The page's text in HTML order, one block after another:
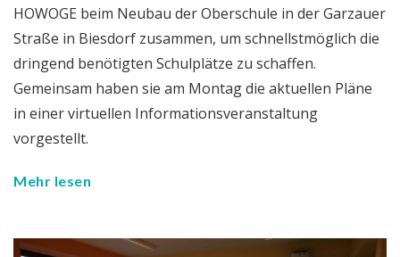
HOWOGE beim Neubau der Oberschule in der Garzauer
Straße in Biesdorf zusammen, um schnellstmöglich die
dringend benötigten Schulplätze zu schaffen.
Gemeinsam haben sie am Montag die aktuellen Pläne
in einer virtuellen Informationsveranstaltung
vorgestellt.
Mehr lesen